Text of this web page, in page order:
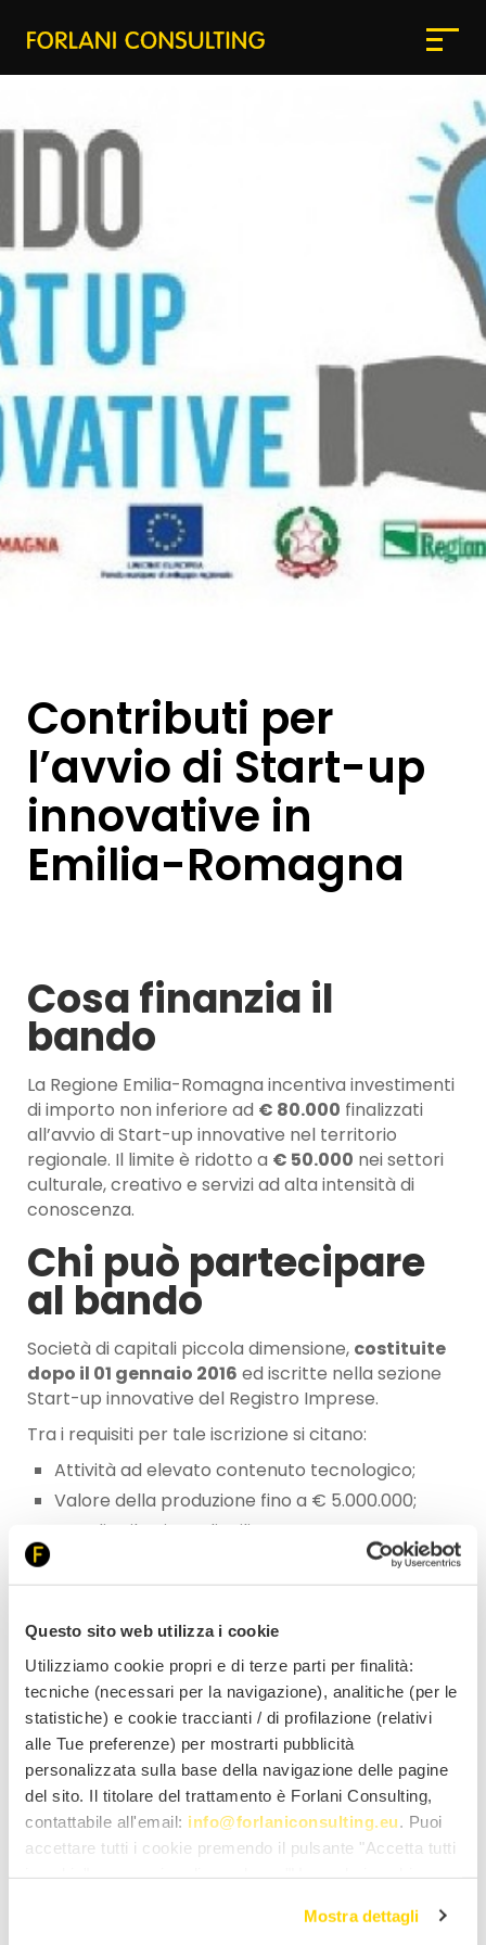
Questo sito web utilizza i cookie
Utilizziamo cookie propri e di terze parti per finalità:
tecniche (necessari per la navigazione), analitiche (per le
statistiche) e cookie traccianti / di profilazione (relativi
alle Tue preferenze) per mostrarti pubblicità
personalizzata sulla base della navigazione delle pagine
del sito. Il titolare del trattamento è Forlani Consulting,
contattabile all'email: info@forlaniconsulting.eu . Puoi
accettare tutti i cookie premendo il pulsante "Accetta tutti
"Personalizza". Al fine di revocare il consenso prestato e
Mostra dettagli
Contributi per
l’avvio di Start-up
innovative in
Emilia-Romagna
Cosa finanzia il
bando
La Regione Emilia-Romagna incentiva investimenti
di importo non inferiore ad € 80.000 finalizzati
all’avvio di Start-up innovative nel territorio
regionale. Il limite è ridotto a € 50.000 nei settori
culturale, creativo e servizi ad alta intensità di
conoscenza.
Chi può partecipare
al bando
Società di capitali piccola dimensione, costituite
dopo il 01 gennaio 2016 ed iscritte nella sezione
Start-up innovative del Registro Imprese.
Tra i requisiti per tale iscrizione si citano:
Attività ad elevato contenuto tecnologico;
Valore della produzione fino a € 5.000.000;
Non distribuzione di utili;
Titolarità / licenza di un brevetto oppure
raggiungimento di specifici livelli di spesa in
Sono esclusi alcuni codici Ateco di attività.
Quali contributi
prevede il bando
Contributo a fondo perduto fino al 70%
delle
spese ammesse, erogato in un’unica soluzione
posticipata. Contributo massimo pari ad€
100.000
Le spese ammissibili